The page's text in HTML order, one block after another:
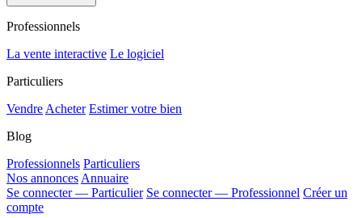
Professionnels
La vente interactive Le logiciel
Particuliers
Vendre Acheter Estimer votre bien
Blog
Professionnels Particuliers
Nos annonces Annuaire
Se connecter — Particulier Se connecter — Professionnel Créer un
compte